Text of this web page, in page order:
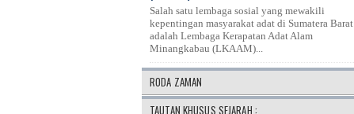
Salah satu lembaga sosial yang mewakili
kepentingan masyarakat adat di Sumatera Barat
adalah Lembaga Kerapatan Adat Alam
Minangkabau (LKAAM)...
RODA ZAMAN
TAUTAN KHUSUS SEJARAH :